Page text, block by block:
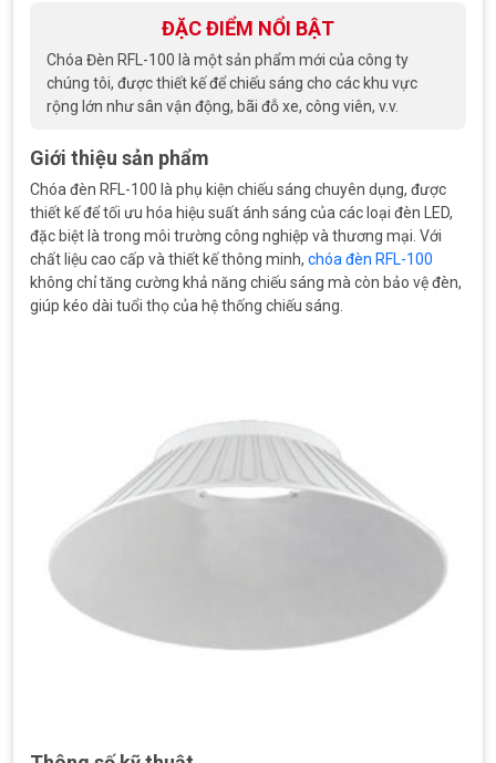
ĐẶC ĐIỂM NỔI BẬT
Chóa Đèn RFL-100 là một sản phẩm mới của công ty
chúng tôi, được thiết kế để chiếu sáng cho các khu vực
rộng lớn như sân vận động, bãi đỗ xe, công viên, v.v.
Giới thiệu sản phẩm
Chóa đèn RFL-100 là phụ kiện chiếu sáng chuyên dụng, được
thiết kế để tối ưu hóa hiệu suất ánh sáng của các loại đèn LED,
đặc biệt là trong môi trường công nghiệp và thương mại. Với
chất liệu cao cấp và thiết kế thông minh, chóa đèn RFL-100
không chỉ tăng cường khả năng chiếu sáng mà còn bảo vệ đèn,
giúp kéo dài tuổi thọ của hệ thống chiếu sáng.